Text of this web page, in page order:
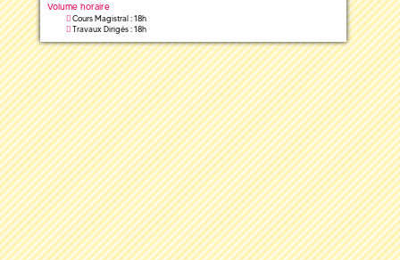
Volume horaire
Cours Magistral : 18h
Travaux Dirigés : 18h